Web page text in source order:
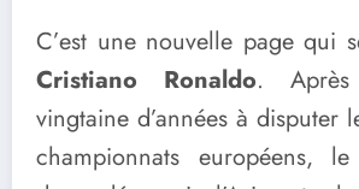
C’est une nouvelle page qui
Cristiano Ronaldo. Après
vingtaine d’années à disputer
championnats européens,